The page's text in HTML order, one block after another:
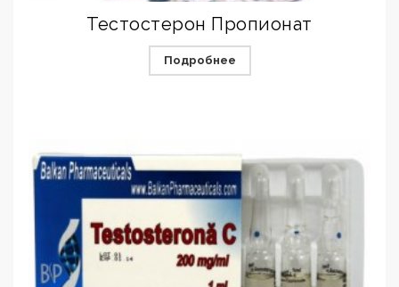
Тестостерон Пропионат
Подробнее